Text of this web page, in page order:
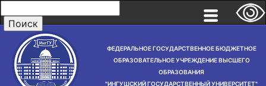
ФЕДЕРАЛЬНОЕ ГОСУДАРСТВЕННОЕ БЮДЖЕТНОЕ
ОБРАЗОВАТЕЛЬНОЕ УЧРЕЖДЕНИЕ ВЫСШЕГО
ОБРАЗОВАНИЯ
"ИНГУШСКИЙ ГОСУДАРСТВЕННЫЙ УНИВЕРСИТЕТ"